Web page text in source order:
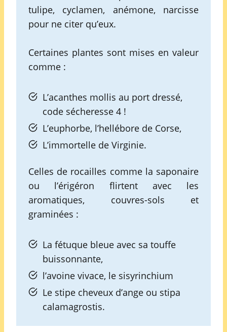
tulipe, cyclamen, anémone, narcisse
pour ne citer qu’eux.
Certaines plantes sont mises en valeur
comme :
L’acanthes mollis au port dressé,
code sécheresse 4 !
L’euphorbe, l’hellébore de Corse,
L’immortelle de Virginie.
Celles de rocailles comme la saponaire
ou l’érigéron flirtent avec les
aromatiques, couvres-sols et
graminées :
La fétuque bleue avec sa touffe
buissonnante,
l’avoine vivace, le sisyrinchium
Le stipe cheveux d’ange ou stipa
calamagrostis.